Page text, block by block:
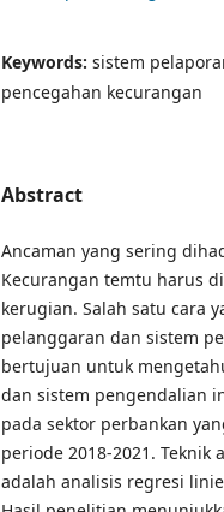
Keywords: sistem
pencegahan kecurangan
Abstract
Ancaman yang sering
Kecurangan temtu harus
kerugian. Salah satu cara
pelanggaran dan sistem
bertujuan untuk
dan sistem pengendalian
pada sektor perbankan
periode 2018-2021.
adalah analisis regresi